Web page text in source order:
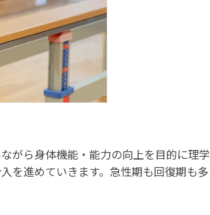
がら身体機能・能力の向上を目的に理学
を進めていきます。急性期も回復期も多